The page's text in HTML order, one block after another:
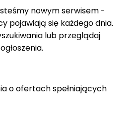
nowym serwisem -
pojawiają się każdego dnia.
lub przeglądaj
o ofertach spełniających